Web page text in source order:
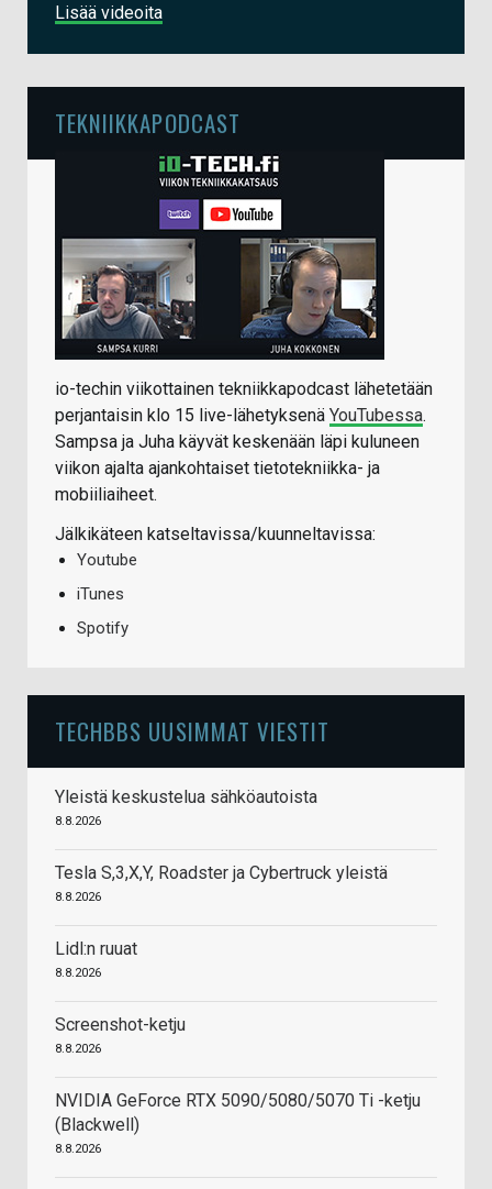
Lisää videoita
TEKNIIKKAPODCAST
io-techin viikottainen tekniikkapodcast lähetetään
perjantaisin klo 15 live-lähetyksenä YouTubessa.
Sampsa ja Juha käyvät keskenään läpi kuluneen
viikon ajalta ajankohtaiset tietotekniikka- ja
mobiiliaiheet.
Jälkikäteen katseltavissa/kuunneltavissa:
Youtube
iTunes
Spotify
TECHBBS UUSIMMAT VIESTIT
Yleistä keskustelua sähköautoista
8.8.2026
Tesla S,3,X,Y, Roadster ja Cybertruck yleistä
8.8.2026
Lidl:n ruuat
8.8.2026
Screenshot-ketju
8.8.2026
NVIDIA GeForce RTX 5090/5080/5070 Ti -ketju
(Blackwell)
8.8.2026